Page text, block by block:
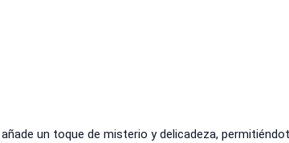
añade un toque de misterio y delicadeza,